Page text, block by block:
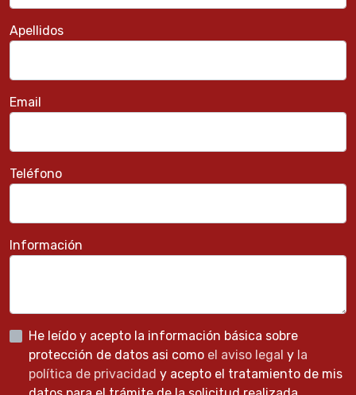
Apellidos
Email
Teléfono
Información
He leído y acepto la información básica sobre
protección de datos asi como el aviso legal y la
política de privacidad y acepto el tratamiento de mis